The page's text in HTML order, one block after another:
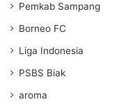
Pemkab Sampang
Borneo FC
Liga Indonesia
PSBS Biak
aroma